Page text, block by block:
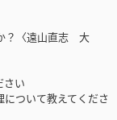
？〈遠山直志 大
い
ついて教えてくださ